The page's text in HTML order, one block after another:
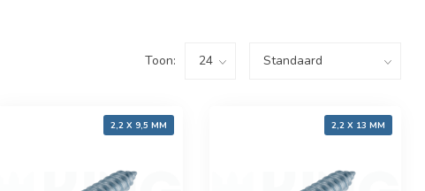
Toon:
2,2 X 9,5 MM 2,2 X 13 MM